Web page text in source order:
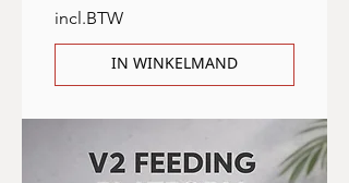
incl.BTW
IN WINKELMAND